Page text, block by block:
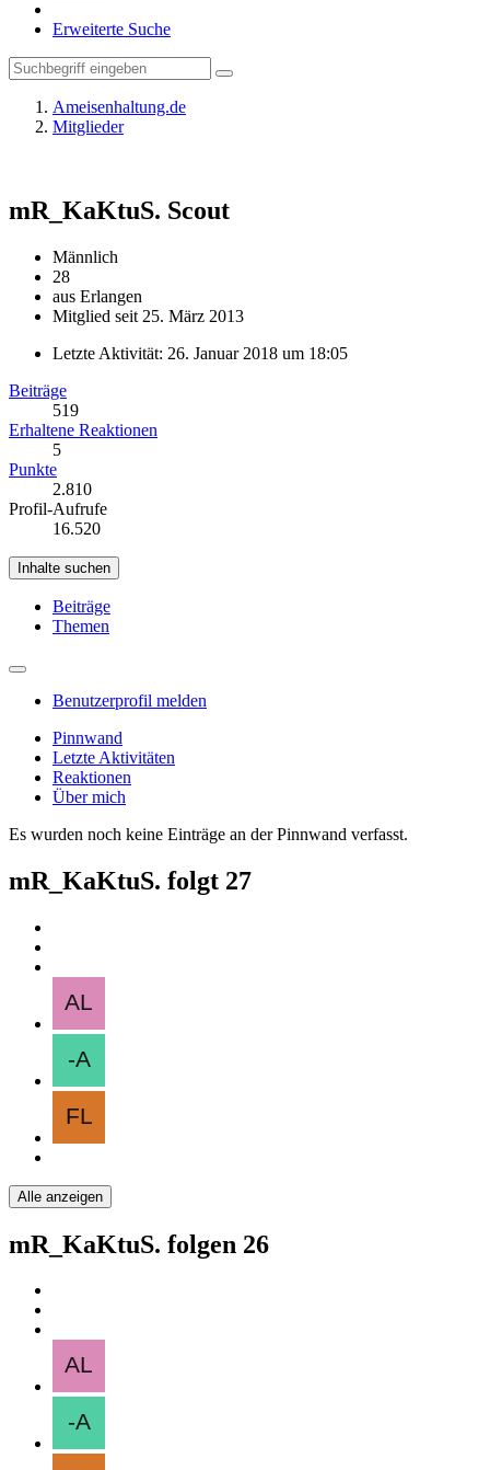
Erweiterte Suche
Ameisenhaltung.de
Mitglieder
mR_KaKtuS. Scout
Männlich
28
aus Erlangen
Mitglied seit 25. März 2013
Letzte Aktivität: 26. Januar 2018 um 18:05
Beiträge
519
Erhaltene Reaktionen
5
Punkte
2.810
Profil-Aufrufe
16.520
Inhalte suchen
Beiträge
Themen
Benutzerprofil melden
Pinnwand
Letzte Aktivitäten
Reaktionen
Über mich
Es wurden noch keine Einträge an der Pinnwand verfasst.
mR_KaKtuS. folgt 27
Alle anzeigen
mR_KaKtuS. folgen 26